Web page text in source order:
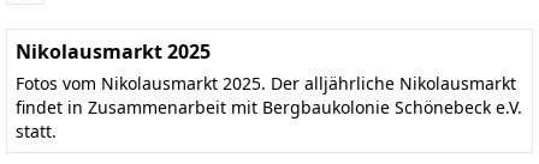
Nikolausmarkt 2025
Fotos vom Nikolausmarkt 2025. Der alljährliche Nikolausmarkt
findet in Zusammenarbeit mit Bergbaukolonie Schönebeck e.V.
statt.